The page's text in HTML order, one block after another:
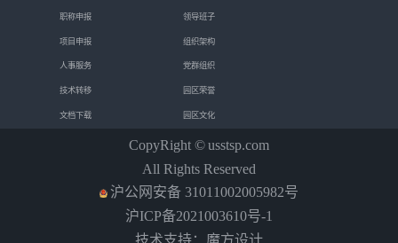
职称申报
项目申报
人事服务
技术转移
文档下载
领导班子
组织架构
党群组织
园区荣誉
园区文化
CopyRight ©usstsp.com
All Rights Reserved
沪公网安备 31011002005982号
沪ICP备2021003610号-1
技术支持：魔方设计